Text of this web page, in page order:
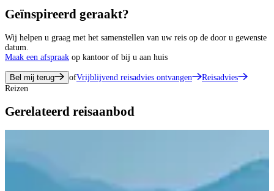
Geïnspireerd geraakt?
Wij helpen u graag met het samenstellen van uw reis op de door u gewenste
datum.
Maak een afspraak op kantoor of bij u aan huis
Bel mij terug ofVrijblijvend reisadvies ontvangen
Reisadvies
Reizen
Gerelateerd reisaanbod